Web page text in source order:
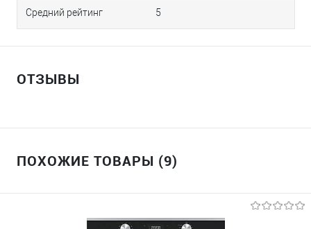
Средний рейтинг 5
ОТЗЫВЫ
ПОХОЖИЕ ТОВАРЫ (9)